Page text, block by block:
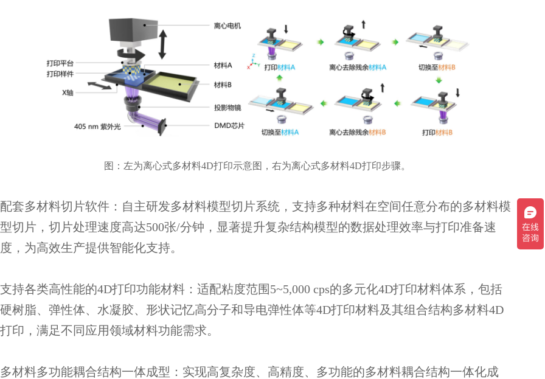
图：左为离心式多材料4D打印示意图，右为离心式多材料4D打印步骤。
配套多材料切片软件： 自主研发多材料模型切片系统，支持多种材料在空间任意分布的多材料模
型切片，切片处理速度高达500张/分钟，显著提升复杂结构模型的数据处理效率与打印准备速
度，为高效生产提供智能化支持。
支持各类高性能的4D打印功能材料：适配粘度范围5~5,000 cps的多元化4D打印材料体系，包括
硬树脂、弹性体、水凝胶、形状记忆高分子和导电弹性体等4D打印材料及其组合结构多材料4D
打印，满足不同应用领域材料功能需求。
多材料多功能耦合结构一体成型： 实现高复杂度、高精度、多功能的多材料耦合结构一体化成